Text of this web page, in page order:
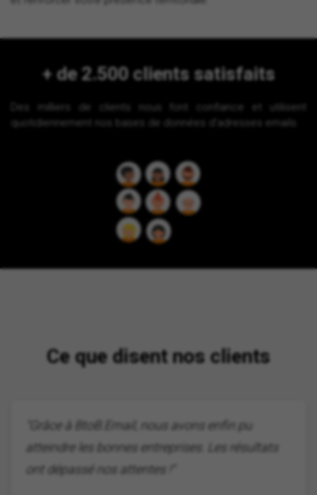
+ de 2.500 clients satisfaits
Des milliers de clients nous font confiance et utilisent
quotidiennement nos bases de données d'adresses emails.
Ce que disent nos clients
"Grâce à BtoB.Email, nous avons enfin pu
atteindre les bonnes entreprises. Les résultats
ont dépassé nos attentes !"